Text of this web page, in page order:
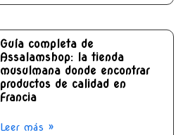
Guía completa de
Assalamshop: la tienda
musulmana donde encontrar
productos de calidad en
Francia
Leer más »